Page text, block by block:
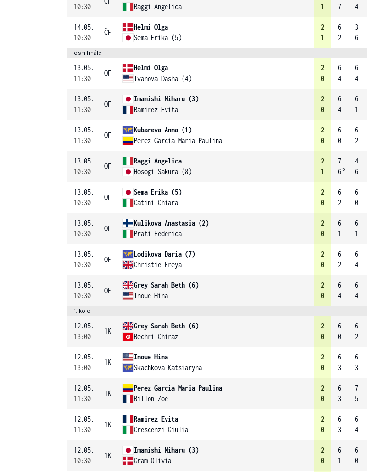
10:30
Raggi Angelica
1
7
4
14.05.
10:30
ČF
Helmi Olga
Sema Erika (5)
2
1
6
2
3
6
osmifinále
13.05.
11:30
OF
Helmi Olga
Ivanova Dasha (4)
2
0
6
4
6
4
13.05.
11:30
OF
Imanishi Miharu (3)
Ramirez Evita
2
0
6
4
6
1
13.05.
11:30
OF
Kubareva Anna (1)
Perez Garcia Maria Paulina
2
0
6
0
6
2
13.05.
10:30
OF
Raggi Angelica
Hosogi Sakura (8)
2
1
7
6 5
4
6
13.05.
10:30
OF
Sema Erika (5)
Catini Chiara
2
0
6
2
6
0
13.05.
10:30
OF
Kulikova Anastasia (2)
Prati Federica
2
0
6
1
6
1
13.05.
10:30
OF
Lodikova Daria (7)
Christie Freya
2
0
6
2
6
4
13.05.
10:30
OF
Grey Sarah Beth (6)
Inoue Hina
2
0
6
4
6
4
1. kolo
12.05.
13:00
1K
Grey Sarah Beth (6)
Bechri Chiraz
2
0
6
0
6
2
12.05.
13:00
1K
Inoue Hina
Skachkova Katsiaryna
2
0
6
3
6
3
12.05.
11:30
1K
Perez Garcia Maria Paulina
Billon Zoe
2
0
6
3
7
5
12.05.
11:30
1K
Ramirez Evita
Crescenzi Giulia
2
0
6
3
6
4
12.05.
10:30
1K
Imanishi Miharu (3)
Gram Olivia
2
0
6
1
6
0